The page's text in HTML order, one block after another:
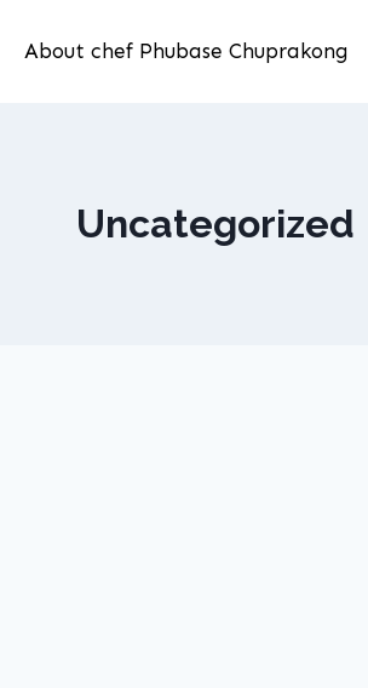
About chef Phubase Chuprakong
Uncategorized